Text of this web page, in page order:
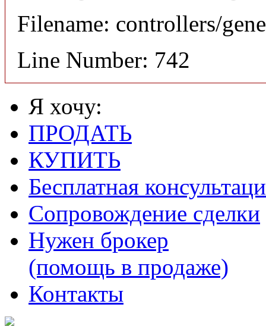
Filename: controllers/
Line Number: 742
Я хочу:
ПРОДАТЬ
КУПИТЬ
Бесплатная
Сопровождение сделки
Нужен брокер
(помощь в продаже)
Контакты